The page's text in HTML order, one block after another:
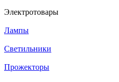
Электротовары
Лампы
Светильники
Прожекторы